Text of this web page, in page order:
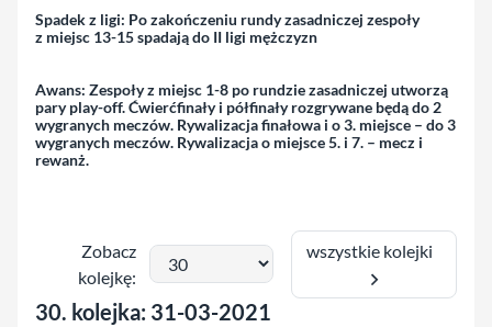
Spadek z ligi: Po zakończeniu rundy zasadniczej zespoły
z miejsc 13-15 spadają do II ligi mężczyzn
Awans: Zespoły z miejsc 1-8 po rundzie zasadniczej utworzą
pary play-off. Ćwierćfinały i półfinały rozgrywane będą do 2
wygranych meczów. Rywalizacja finałowa i o 3. miejsce – do 3
wygranych meczów. Rywalizacja o miejsce 5. i 7. – mecz i
rewanż.
Zobacz
kolejkę:
wszystkie kolejki
30. kolejka: 31-03-2021